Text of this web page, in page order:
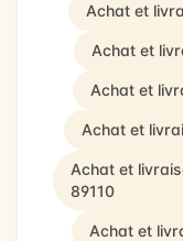
Achat et
Achat et
Achat et
Achat et
Achat et
89110
Achat et